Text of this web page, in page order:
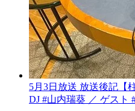
5月3日放送 放送後記【
DJ #山内瑞葵 ／ ゲスト